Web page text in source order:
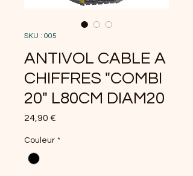
SKU : 005
ANTIVOL CABLE A
CHIFFRES "COMBI
20" L80CM DIAM20
24,90 €
Couleur *